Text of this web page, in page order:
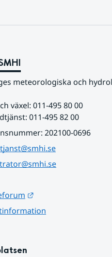
meteorologiska och
växel: 011-495 80 00
011-495 82 00
202100-0696